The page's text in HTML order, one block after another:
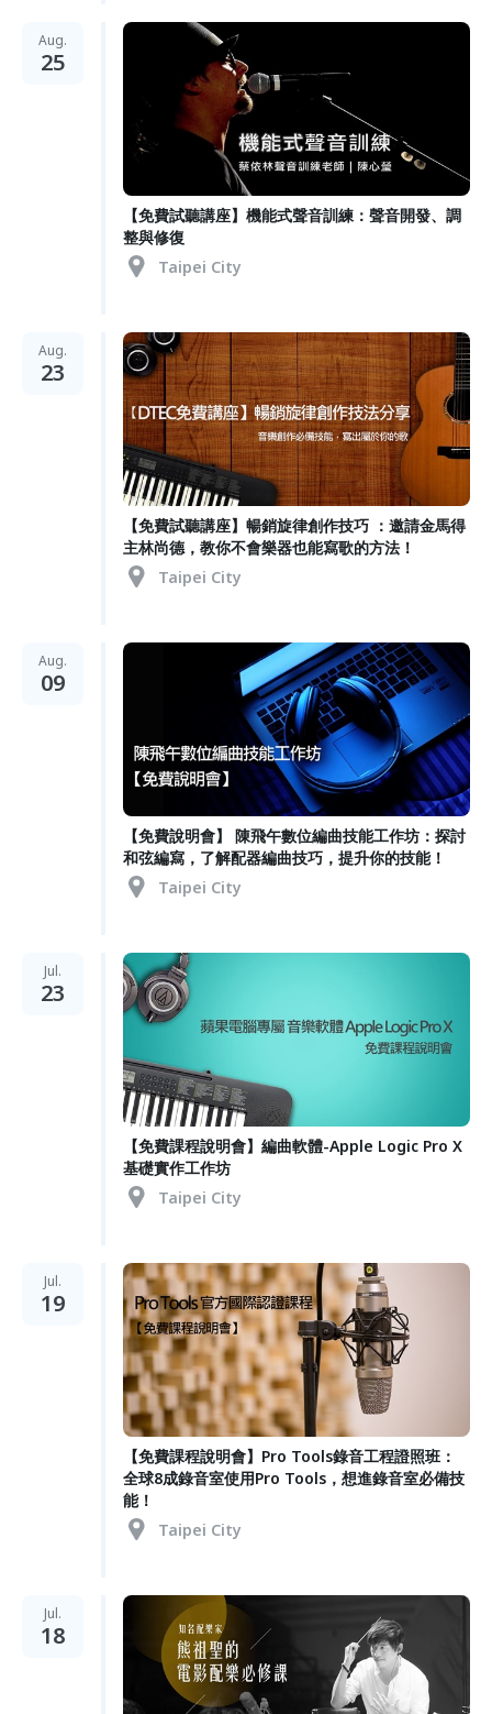
Aug.
25
【免費試聽講座】機能式聲音訓練：聲音開發、調
整與修復
Taipei City
Aug.
23
【免費試聽講座】暢銷旋律創作技巧 ：邀請金馬得
主林尚德，教你不會樂器也能寫歌的方法！
Taipei City
Aug.
09
【免費說明會】 陳飛午數位編曲技能工作坊：探討
和弦編寫，了解配器編曲技巧，提升你的技能！
Taipei City
Jul.
23
【免費課程說明會】編曲軟體-Apple Logic Pro X
基礎實作工作坊
Taipei City
Jul.
19
【免費課程說明會】Pro Tools錄音工程證照班：
全球8成錄音室使用Pro Tools，想進錄音室必備技
能！
Taipei City
Jul.
18